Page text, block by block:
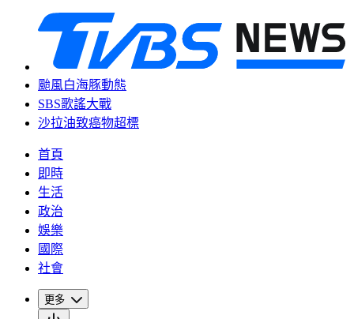
颱風白海豚動態
SBS歌謠大戰
沙拉油致癌物超標
首頁
即時
生活
政治
娛樂
國際
社會
更多